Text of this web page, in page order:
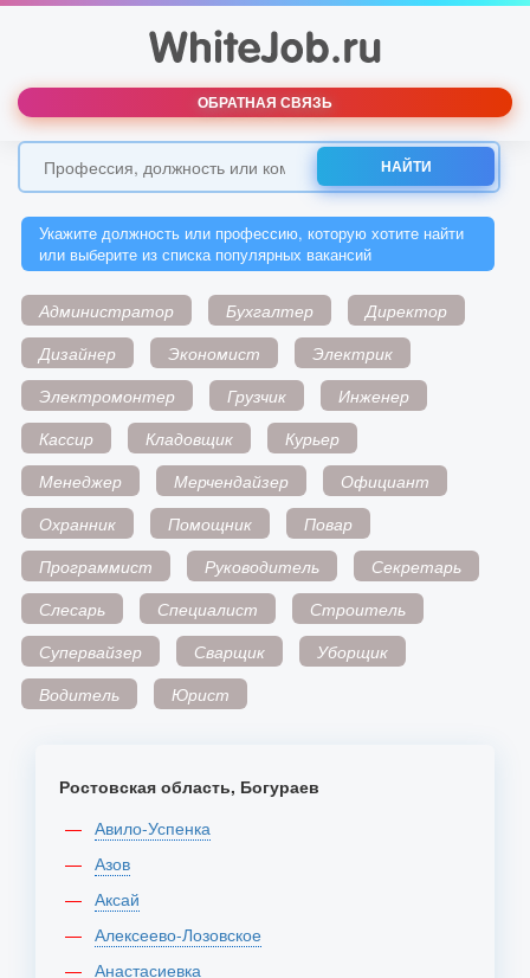
ОБРАТНАЯ СВЯЗЬ
НАЙТИ
Укажите должность или профессию, которую хотите найти
или выберите из списка популярных вакансий
Администратор Бухгалтер
Директор
Дизайнер
Экономист
Электрик
Электромонтер
Грузчик
Инженер
Кассир
Кладовщик
Курьер
Менеджер
Мерчендайзер
Официант
Охранник
Помощник
Повар
Программист
Руководитель
Секретарь
Слесарь
Специалист
Строитель
Супервайзер
Сварщик
Уборщик
Водитель
Юрист
Ростовская область, Богураев
Авило-Успенка
Азов
Аксай
Алексеево-Лозовское
Анастасиевка